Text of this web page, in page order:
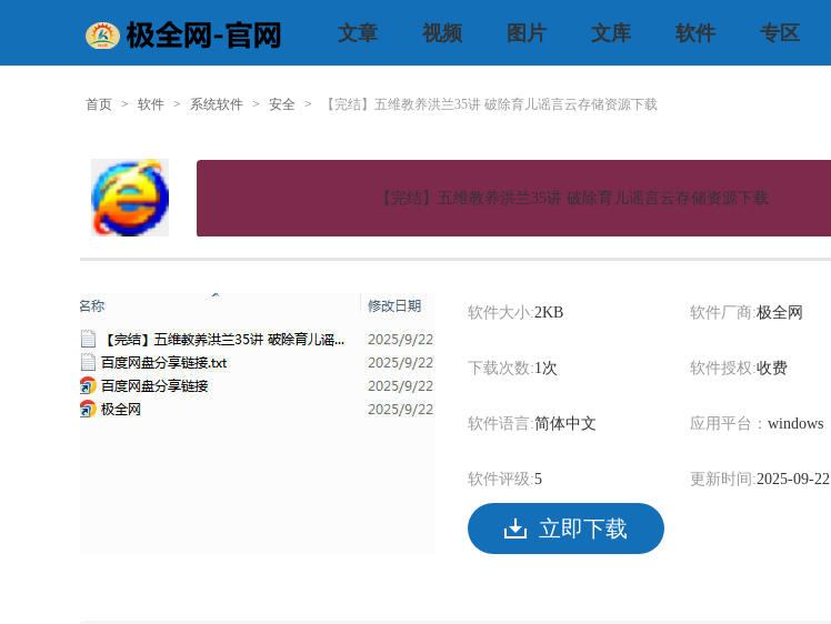
文章 视频 图片 文库 软件 专区
首页 > 软件 > 系统软件 > 安全 > 【完结】五维教养洪兰35讲 破除育儿谣言云存储资源下载
【完结】五维教养洪兰35讲 破除育儿谣言云存储资源下载
软件大小:2KB
下载次数:1次
软件语言:简体中文
软件评级:5
软件厂商:极全网
软件授权:收费
应用平台： windows
更新时间:2025-09-22
立即下载